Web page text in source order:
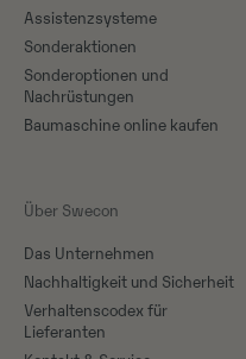
Assistenzsysteme
Sonderaktionen
Sonderoptionen und
Nachrüstungen
Baumaschine online kaufen
Über Swecon
Das Unternehmen
Nachhaltigkeit und Sicherheit
Verhaltenscodex für
Lieferanten